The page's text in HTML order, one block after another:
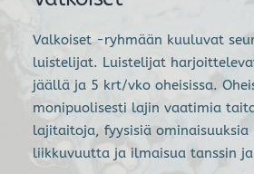
Valkoiset -ryhmään kuuluvat
luistelijat. Luistelijat
jäällä ja 5 krt/vko oheisissa.
monipuolisesti lajin vaatimia
lajitaitoja, fyysisiä
liikkuvuutta ja ilmaisua tanssin